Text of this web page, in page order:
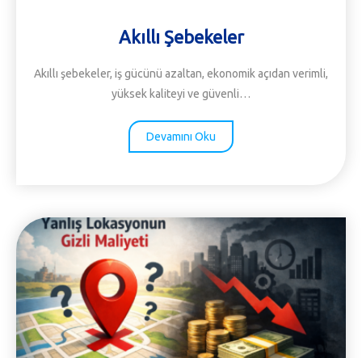
Akıllı Şebekeler
Akıllı şebekeler, iş gücünü azaltan, ekonomik açıdan verimli,
yüksek kaliteyi ve güvenli…
Devamını Oku